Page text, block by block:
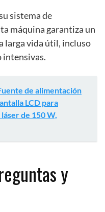
sistema de
máquina garantiza un
larga vida útil, incluso
intensivas.
de alimentación
LCD para
de 150 W,
y